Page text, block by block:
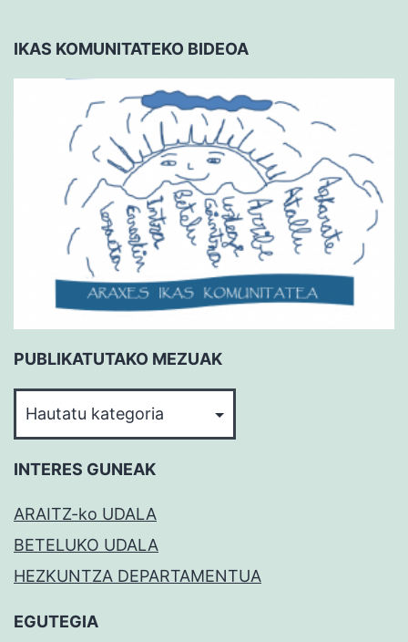
IKAS KOMUNITATEKO BIDEOA
PUBLIKATUTAKO MEZUAK
INTERES GUNEAK
ARAITZ-ko UDALA
BETELUKO UDALA
HEZKUNTZA DEPARTAMENTUA
EGUTEGIA